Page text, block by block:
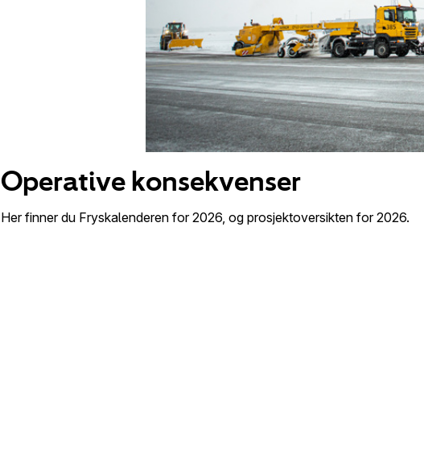
Operative konsekvenser
Her finner du Fryskalenderen for 2026, og prosjektoversikten for 2026.